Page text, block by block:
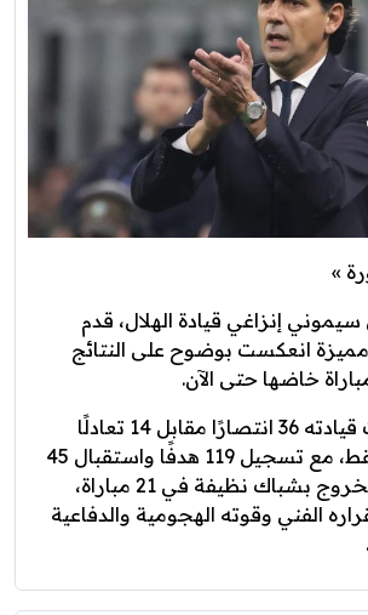
»
سيموني إنزاغي قيادة الهلال، قدم
انعكست بوضوح على النتائج
وحقق الهلال تحت قيادته 36 انتصارًا مقابل 14 تعادلًا
وخسارة واحدة فقط، مع تسجيل 119 هدفًا واستقبال 45
هدفًا، إلى جانب الخروج بشباك نظيفة في 21 مباراة،
الفني وقوته الهجومية والدفاعية